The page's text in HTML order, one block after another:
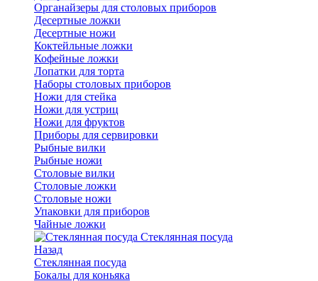
Органайзеры для столовых приборов
Десертные ложки
Десертные ножи
Коктейльные ложки
Кофейные ложки
Лопатки для торта
Наборы столовых приборов
Ножи для стейка
Ножи для устриц
Ножи для фруктов
Приборы для сервировки
Рыбные вилки
Рыбные ножи
Столовые вилки
Столовые ложки
Столовые ножи
Упаковки для приборов
Чайные ложки
Стеклянная посуда
Назад
Стеклянная посуда
Бокалы для коньяка